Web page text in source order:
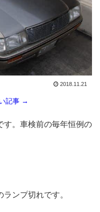
2018.11.21
記事 →
す。車検前の毎年恒例の
ンプ切れです。